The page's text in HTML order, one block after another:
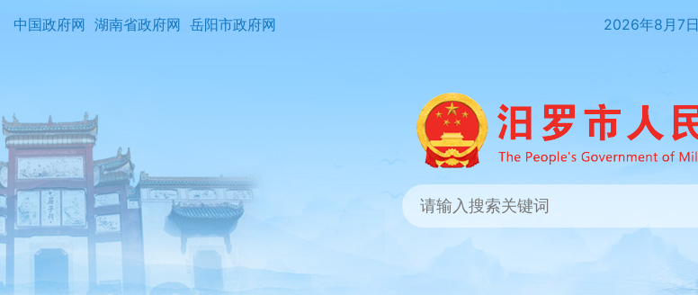
中国政府网 湖南省政府网 岳阳市政府网 2026年8月7日